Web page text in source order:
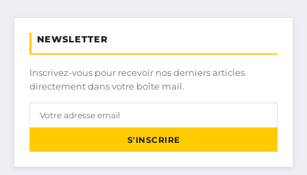
NEWSLETTER
Inscrivez-vous pour recevoir nos derniers articles
directement dans votre boîte mail.
S'INSCRIRE